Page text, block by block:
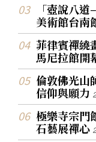
「壺說八
美術館台南
菲律賓禪
馬尼拉館開
倫敦佛光
信仰與願力
極樂寺宗
石藝展禪心